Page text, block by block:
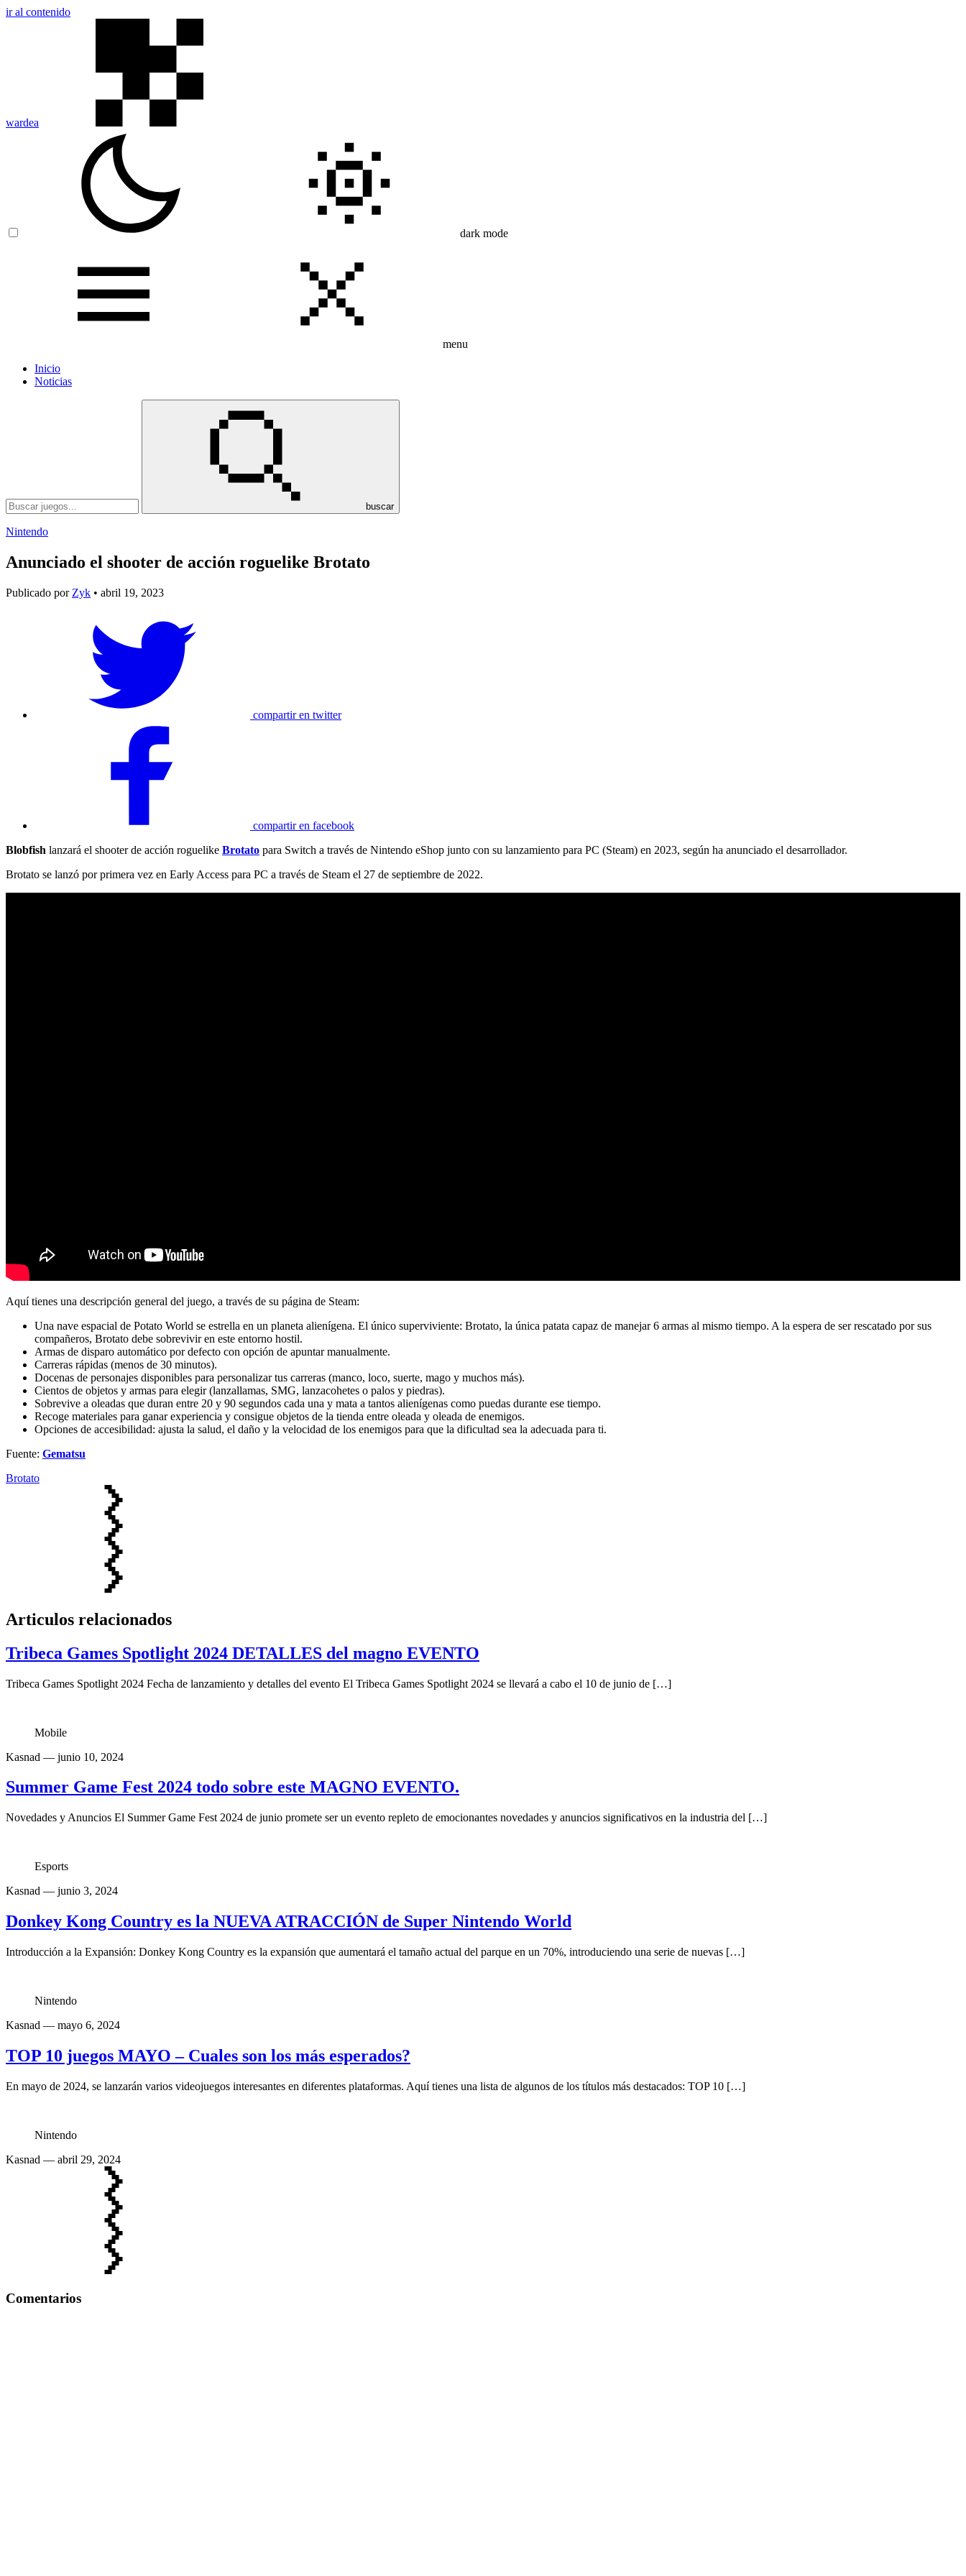
ir al contenido
wardea
dark mode
menu
Inicio
Noticias
buscar
Nintendo
Anunciado el shooter de acción roguelike Brotato
Publicado por Zyk • abril 19, 2023
compartir en twitter
compartir en facebook
Blobfish lanzará el shooter de acción roguelike Brotato para Switch a través de Nintendo eShop junto con su lanzamiento para PC (Steam) en 2023, según ha anunciado el desarrollador.
Brotato se lanzó por primera vez en Early Access para PC a través de Steam el 27 de septiembre de 2022.
Aquí tienes una descripción general del juego, a través de su página de Steam:
Una nave espacial de Potato World se estrella en un planeta alienígena. El único superviviente: Brotato, la única patata capaz de manejar 6 armas al mismo tiempo. A la espera de ser rescatado por sus
compañeros, Brotato debe sobrevivir en este entorno hostil.
Armas de disparo automático por defecto con opción de apuntar manualmente.
Carreras rápidas (menos de 30 minutos).
Docenas de personajes disponibles para personalizar tus carreras (manco, loco, suerte, mago y muchos más).
Cientos de objetos y armas para elegir (lanzallamas, SMG, lanzacohetes o palos y piedras).
Sobrevive a oleadas que duran entre 20 y 90 segundos cada una y mata a tantos alienígenas como puedas durante ese tiempo.
Recoge materiales para ganar experiencia y consigue objetos de la tienda entre oleada y oleada de enemigos.
Opciones de accesibilidad: ajusta la salud, el daño y la velocidad de los enemigos para que la dificultad sea la adecuada para ti.
Fuente: Gematsu
Brotato
Articulos relacionados
Tribeca Games Spotlight 2024 DETALLES del magno EVENTO
Tribeca Games Spotlight 2024 Fecha de lanzamiento y detalles del evento El Tribeca Games Spotlight 2024 se llevará a cabo el 10 de junio de […]
Mobile
Kasnad — junio 10, 2024
Summer Game Fest 2024 todo sobre este MAGNO EVENTO.
Novedades y Anuncios El Summer Game Fest 2024 de junio promete ser un evento repleto de emocionantes novedades y anuncios significativos en la industria del […]
Esports
Kasnad — junio 3, 2024
Donkey Kong Country es la NUEVA ATRACCIÓN de Super Nintendo World
Introducción a la Expansión: Donkey Kong Country es la expansión que aumentará el tamaño actual del parque en un 70%, introduciendo una serie de nuevas […]
Nintendo
Kasnad — mayo 6, 2024
TOP 10 juegos MAYO – Cuales son los más esperados?
En mayo de 2024, se lanzarán varios videojuegos interesantes en diferentes plataformas. Aquí tienes una lista de algunos de los títulos más destacados: TOP 10 […]
Nintendo
Kasnad — abril 29, 2024
Comentarios